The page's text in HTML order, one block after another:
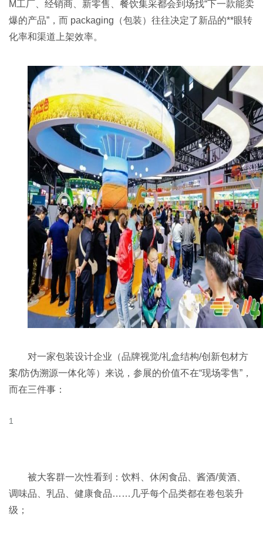
M工厂、经销商、新零售、餐饮集采都会到场找“下一款能卖
爆的产品”，而 packaging（包装）往往决定了新品的**眼转
化率和渠道上架效率。
对一家包装设计企业（品牌视觉/礼盒结构/创新包材方
案/防伪溯源一体化等）来说，参展的价值不在“现场零售”，
而在三件事：
被大客群一次性看到：饮料、休闲食品、酱酒/黄酒、
调味品、乳品、健康食品……几乎每个品类都在卷包装升
级；